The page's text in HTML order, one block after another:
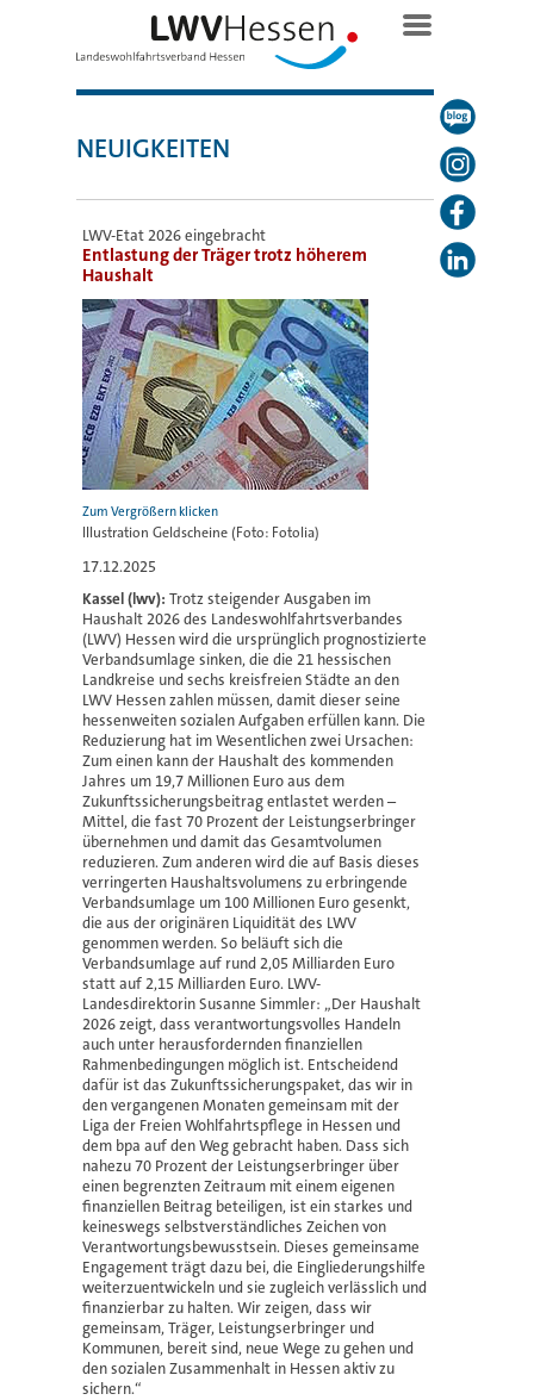
NEUIGKEITEN
LWV-Etat 2026 eingebracht
Entlastung der Träger trotz höherem
Haushalt
Illustration Geldscheine (Foto: Fotolia)
17.12.2025
Kassel (lwv): Trotz steigender Ausgaben im
Haushalt 2026 des Landeswohlfahrtsverbandes
(LWV) Hessen wird die ursprünglich prognostizierte
Verbandsumlage sinken, die die 21 hessischen
Landkreise und sechs kreisfreien Städte an den
LWV Hessen zahlen müssen, damit dieser seine
hessenweiten sozialen Aufgaben erfüllen kann. Die
Reduzierung hat im Wesentlichen zwei Ursachen:
Zum einen kann der Haushalt des kommenden
Jahres um 19,7 Millionen Euro aus dem
Zukunftssicherungsbeitrag entlastet werden –
Mittel, die fast 70 Prozent der Leistungserbringer
übernehmen und damit das Gesamtvolumen
reduzieren. Zum anderen wird die auf Basis dieses
verringerten Haushaltsvolumens zu erbringende
Verbandsumlage um 100 Millionen Euro gesenkt,
die aus der originären Liquidität des LWV
genommen werden. So beläuft sich die
Verbandsumlage auf rund 2,05 Milliarden Euro
statt auf 2,15 Milliarden Euro. LWV-
Landesdirektorin Susanne Simmler: „Der Haushalt
2026 zeigt, dass verantwortungsvolles Handeln
auch unter herausfordernden finanziellen
Rahmenbedingungen möglich ist. Entscheidend
dafür ist das Zukunftssicherungspaket, das wir in
den vergangenen Monaten gemeinsam mit der
Liga der Freien Wohlfahrtspflege in Hessen und
dem bpa auf den Weg gebracht haben. Dass sich
nahezu 70 Prozent der Leistungserbringer über
einen begrenzten Zeitraum mit einem eigenen
finanziellen Beitrag beteiligen, ist ein starkes und
keineswegs selbstverständliches Zeichen von
Verantwortungsbewusstsein. Dieses gemeinsame
Engagement trägt dazu bei, die Eingliederungshilfe
weiterzuentwickeln und sie zugleich verlässlich und
finanzierbar zu halten. Wir zeigen, dass wir
gemeinsam, Träger, Leistungserbringer und
Kommunen, bereit sind, neue Wege zu gehen und
den sozialen Zusammenhalt in Hessen aktiv zu
sichern.“